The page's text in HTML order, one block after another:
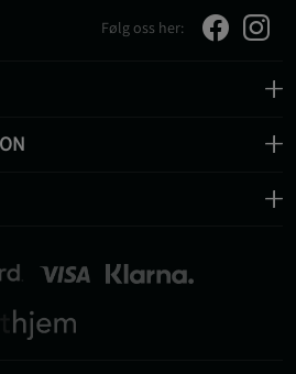
Følg oss her: